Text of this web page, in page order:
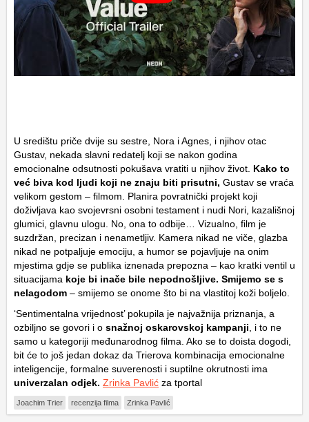
U središtu priče dvije su sestre, Nora i Agnes, i njihov otac
Gustav, nekada slavni redatelj koji se nakon godina
emocionalne odsutnosti pokušava vratiti u njihov život. Kako to
već biva kod ljudi koji ne znaju biti prisutni, Gustav se vraća
velikom gestom – filmom. Planira povratnički projekt koji
doživljava kao svojevrsni osobni testament i nudi Nori, kazališnoj
glumici, glavnu ulogu. No, ona to odbije… Vizualno, film je
suzdržan, precizan i nenametljiv. Kamera nikad ne viče, glazba
nikad ne potpaljuje emociju, a humor se pojavljuje na onim
mjestima gdje se publika iznenada prepozna – kao kratki ventil u
situacijama koje bi inače bile nepodnošljive. Smijemo se s
nelagodom – smijemo se onome što bi na vlastitoj koži boljelo.
‘Sentimentalna vrijednost’ pokupila je najvažnija priznanja, a
ozbiljno se govori i o snažnoj oskarovskoj kampanji , i to ne
samo u kategoriji međunarodnog filma. Ako se to doista dogodi,
bit će to još jedan dokaz da Trierova kombinacija emocionalne
inteligencije, formalne suverenosti i suptilne okrutnosti ima
univerzalan odjek. Zrinka Pavlić za tportal
Joachim Trier recenzija filma Zrinka Pavlić